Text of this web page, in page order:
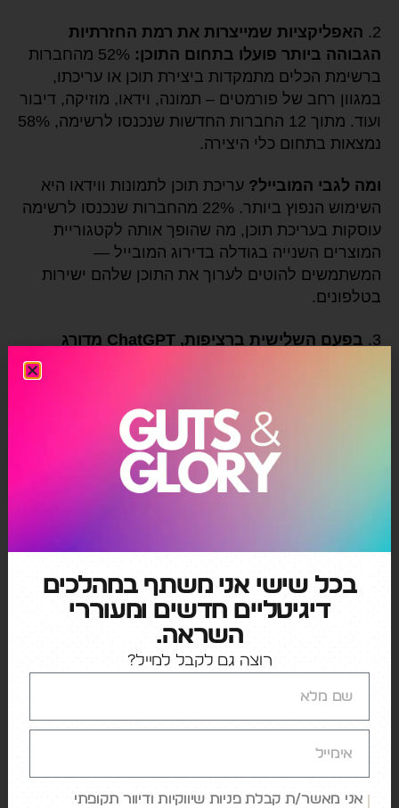
2. האפליקציות שמייצרות את רמת החזרתיות
הגבוהה ביותר פועלו בתחום התוכן:
52% מהחברות
ברשימת הכלים מתמקדות ביצירת תוכן או עריכתו,
במגוון רחב של פורמטים – תמונה, וידאו, מוזיקה, דיבור
ועוד. מתוך 12 החברות החדשות שנכנסו לרשימה, 58%
נמצאות בתחום כלי היצירה.
ומה לגבי המובייל? עריכת תוכן לתמונות ווידאו היא
השימוש הנפוץ ביותר. 22% מהחברות שנכנסו לרשימה
עוסקות בעריכת תוכן, מה שהופך אותה לקטגוריית
המוצרים השנייה בגודלה בדירוג המובייל —
המשתמשים להוטים לערוך את התוכן שלהם ישירות
בטלפונים.
3.
בפעם השלישית ברציפות, ChatGPT מדורג
גדול. אך התחרות על תואר העוזר הצרכני הטוב ביותר
תשובות תמציתיות, בזמן אמת ומדויקות לשאילתות,
עם מקורות מצוטטים.
Perplexity עוקף במעט את ChatGPT בזמן הביקור
(למעלה משבע דקות), מה שמרמז על מעורבות גבוהה
בכל שישי אני משתף במהלכים
דיגיטליים חדשים ומעוררי
השראה.
רוצה גם לקבל למייל?
אני מאשר/ת קבלת פניות שיווקיות ודיוור תקופתי